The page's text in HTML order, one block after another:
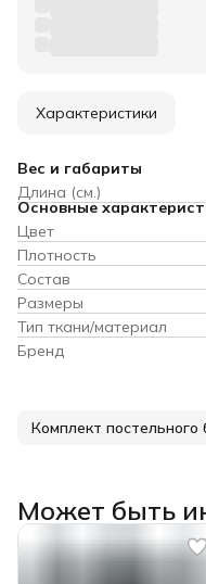
Характеристики
Вес и габариты
Длина (см.)
Основные
Цвет
Плотность
Состав
Размеры
Тип ткани/материал
Бренд
Комплект постельного
Может быть